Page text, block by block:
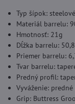
Typ šípok:
Materiál barrelu:
Hmotnosť: 21g
Dĺžka barrelu:
Priemer barrelu:
Tvar barrelu:
Predný profil:
Vyváženie:
Grip: Buttress